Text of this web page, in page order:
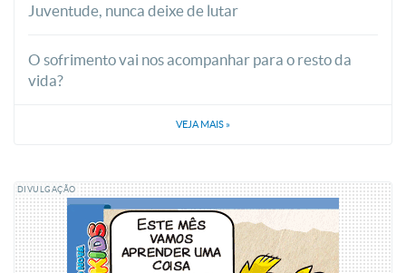
Juventude, nunca deixe de lutar
O sofrimento vai nos acompanhar para o resto da
vida?
VEJA MAIS »
DIVULGAÇÃO